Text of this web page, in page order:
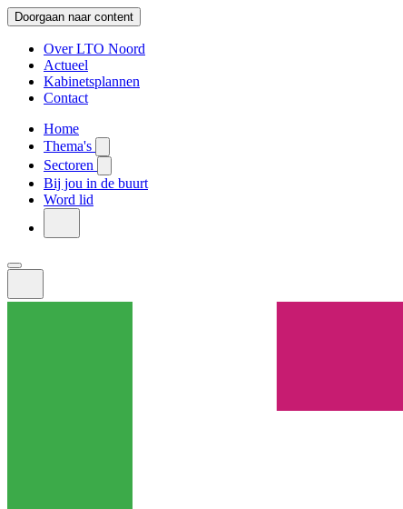
Doorgaan naar content
Over LTO Noord
Actueel
Kabinetsplannen
Contact
Home
Thema's
Sectoren
Bij jou in de buurt
Word lid